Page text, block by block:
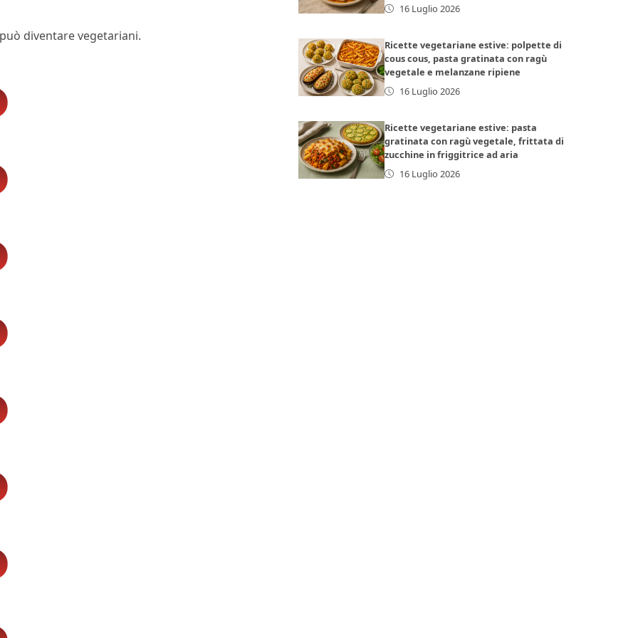
diventare vegetariani.
16 Luglio 2026
Ricette vegetariane estive: polpette di
cous cous, pasta gratinata con ragù
vegetale e melanzane ripiene
16 Luglio 2026
Ricette vegetariane estive: pasta
gratinata con ragù vegetale, frittata di
zucchine in friggitrice ad aria
16 Luglio 2026